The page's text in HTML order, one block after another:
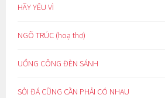
HÃY YÊU VÌ
NGÕ TRÚC (hoạ thơ)
UỔNG CÔNG ĐÈN SÁNH
SỎI ĐÁ CŨNG CẦN PHẢI CÓ NHAU